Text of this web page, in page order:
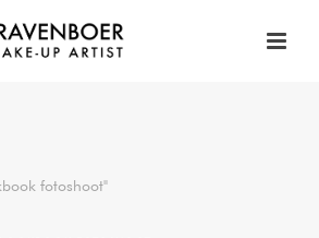
fotoshoot"